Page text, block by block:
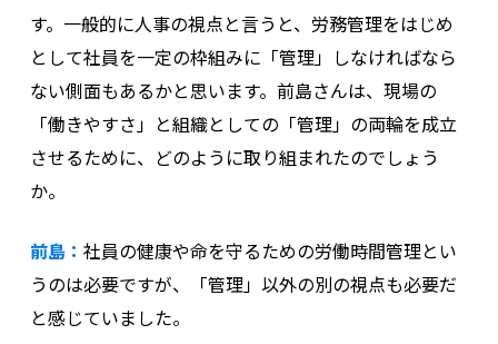
す。一般的に人事の視点と言うと、労務管理をはじめ
として社員を一定の枠組みに「管理」しなければなら
ない側面もあるかと思います。前島さんは、現場の
「働きやすさ」と組織としての「管理」の両輪を成立
させるために、どのように取り組まれたのでしょう
か。
前島： 社員の健康や命を守るための労働時間管理とい
うのは必要ですが、「管理」以外の別の視点も必要だ
と感じていました。